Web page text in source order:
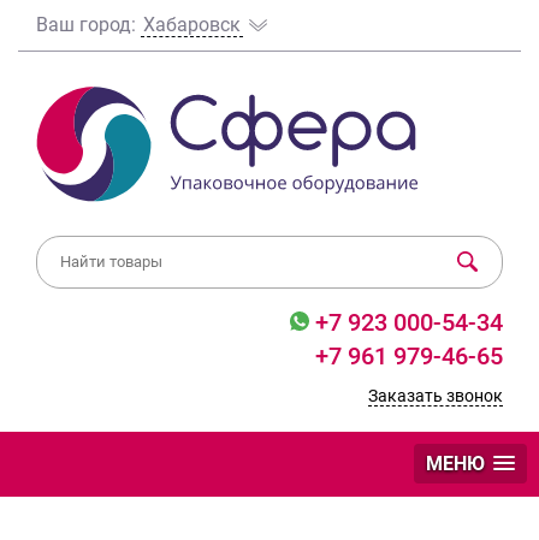
Ваш город: Хабаровск
+7 923 000-54-34
+7 961 979-46-65
Заказать звонок
МЕНЮ